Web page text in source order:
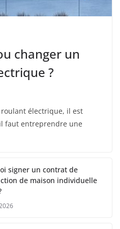
changer un
?
roulant électrique, il est
faut entreprendre une
signer un contrat de
de maison individuelle